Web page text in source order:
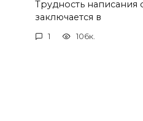
Трудность написания
заключается в
1 106к.